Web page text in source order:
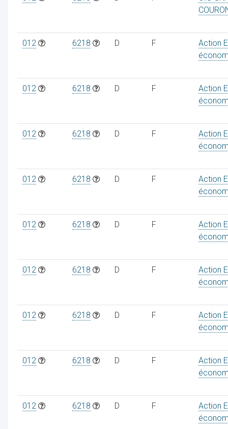
012 6218 D F
Action
012 6218 D F
Action
012 6218 D F
Action
012 6218 D F
Action
012 6218 D F
Action
012 6218 D F
Action
012 6218 D F
Action
012 6218 D F
Action
012 6218 D F
Action